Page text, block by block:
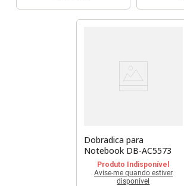
Dobradica para
Notebook DB-AC5573
Produto Indisponível
Avise-me quando estiver
disponível